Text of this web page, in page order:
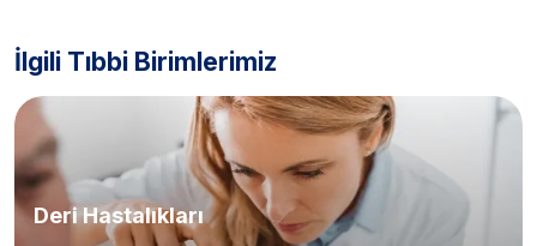
İlgili Tıbbi Birimlerimiz
Deri Hastalıkları